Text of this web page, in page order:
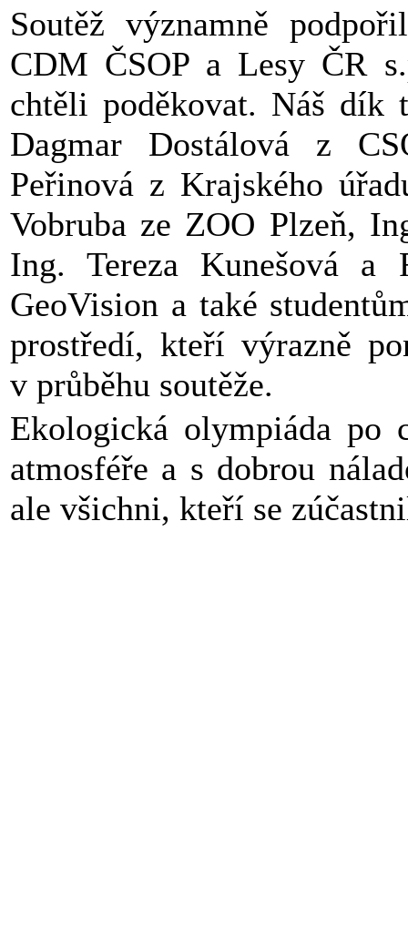
Soutěž významně
CDM ČSOP a Lesy ČR
chtěli poděkovat. Náš dík
Dagmar Dostálová z
Peřinová z Krajského
Vobruba ze ZOO Plzeň,
Ing. Tereza Kunešová
GeoVision a také
prostředí, kteří výrazně
v průběhu soutěže.
Ekologická olympiáda po
atmosféře a s dobrou
ale všichni, kteří se